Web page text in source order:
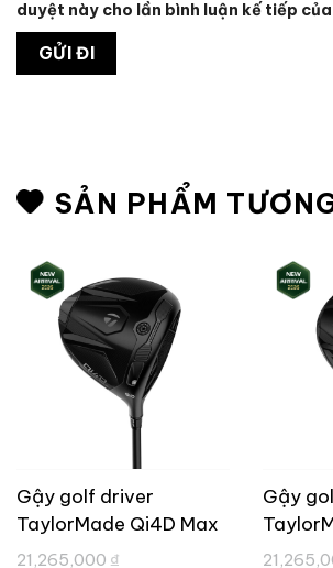
duyệt này cho lần bình luận kế tiếp
SẢN PHẨM
Gậy golf driver
TaylorMade Qi4D Max
Shadowfall
21,265,000 ₫
Gậy